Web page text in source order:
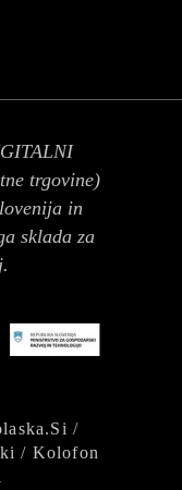
trgovine)
in
sklada za
/
/ Kolofon